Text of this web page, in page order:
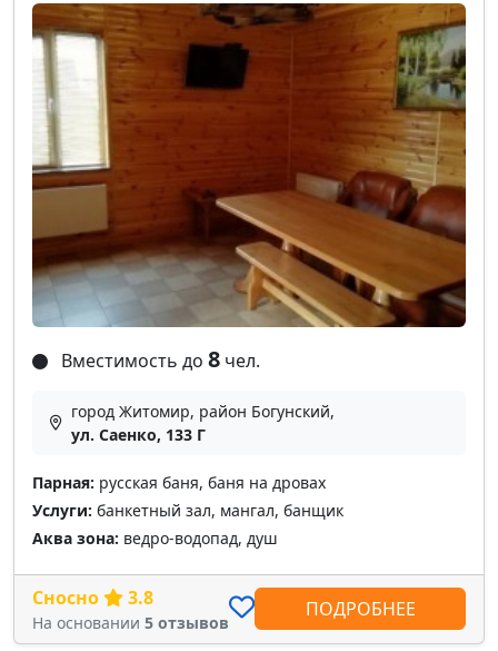
Вместимость до 8 чел.
город Житомир, район Богунский,
ул. Саенко, 133 Г
Парная: русская баня, баня на дровах
Услуги: банкетный зал, мангал, банщик
Аква зона: ведро-водопад, душ
Сносно 3.8
На основании 5 отзывов
ПОДРОБНЕЕ